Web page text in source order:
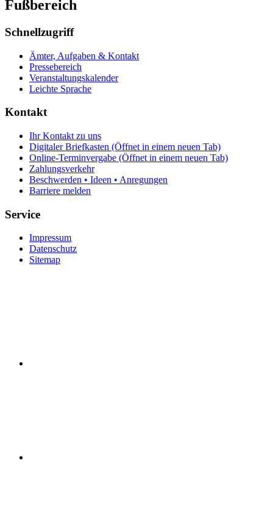
Fußbereich
Schnellzugriff
Ämter, Aufgaben & Kontakt
Pressebereich
Veranstaltungskalender
Leichte Sprache
Kontakt
Ihr Kontakt zu uns
Digitaler Briefkasten (Öffnet in einem neuen Tab)
Online-Terminvergabe (Öffnet in einem neuen Tab)
Zahlungsverkehr
Beschwerden • Ideen • Anregungen
Barriere melden
Service
Impressum
Datenschutz
Sitemap